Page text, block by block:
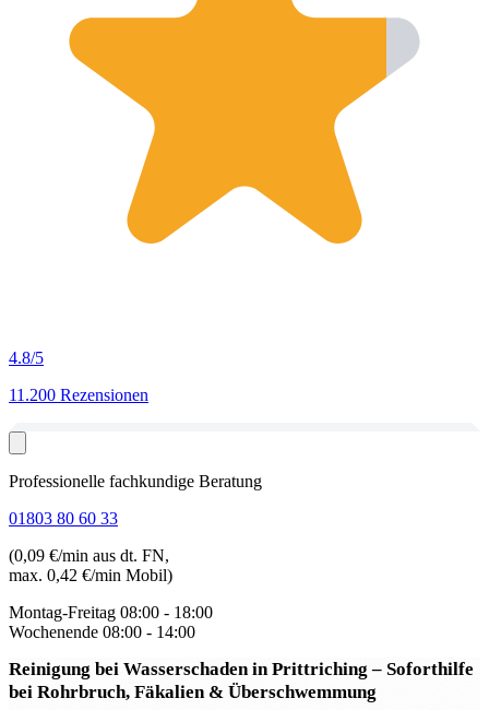
4.8/5
11.200 Rezensionen
Professionelle fachkundige Beratung
01803 80 60 33
(0,09 €/min aus dt. FN,
max. 0,42 €/min Mobil)
Montag-Freitag 08:00 - 18:00
Wochenende 08:00 - 14:00
Reinigung bei Wasserschaden in Prittriching– Soforthilfe
bei Rohrbruch, Fäkalien & Überschwemmung